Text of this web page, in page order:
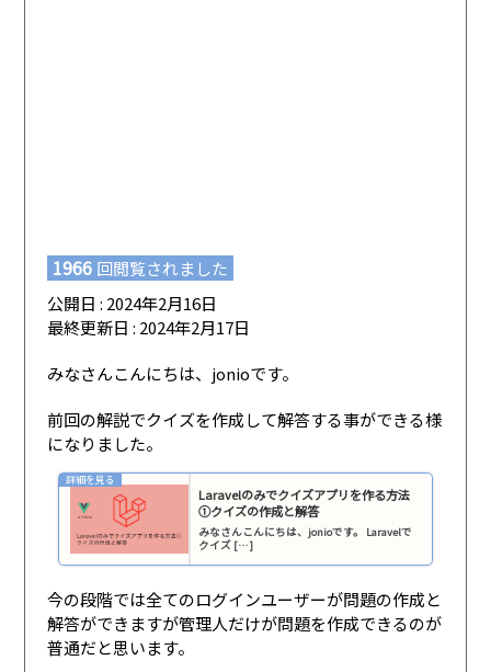
1966 回閲覧されました
公開日 : 2024年2月16日
最終更新日 : 2024年2月17日
みなさんこんにちは、jonioです。
前回の解説でクイズを作成して解答する事ができる様
になりました。
Laravelのみでクイズアプリを作る方法
①クイズの作成と解答
みなさんこんにちは、jonioです。 Laravelで
クイズ […]
今の段階では全てのログインユーザーが問題の作成と
解答ができますが管理人だけが問題を作成できるのが
普通だと思います。